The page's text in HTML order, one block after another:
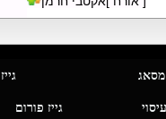
מסאג גייז
גייז פורום